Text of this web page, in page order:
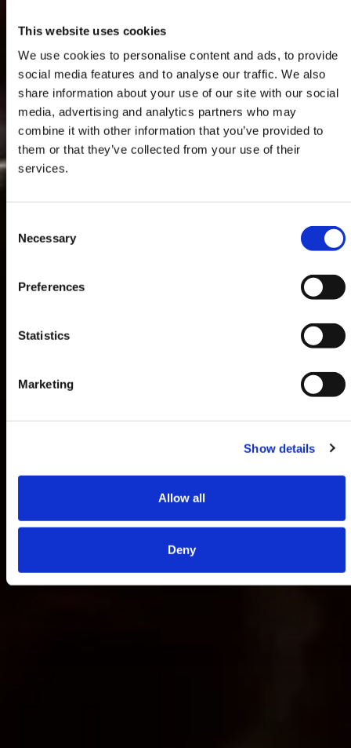
This website uses cookies
We use cookies to personalise content and ads, to provide
social media features and to analyse our traffic. We also
share information about your use of our site with our social
media, advertising and analytics partners who may
combine it with other information that you’ve provided to
them or that they’ve collected from your use of their
services.
Selection
Necessary
Preferences
Statistics
Marketing
Show details
Allow all
Deny